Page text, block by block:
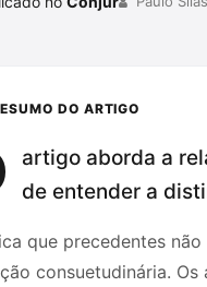
DO ARTIGO
artigo aborda a
de entender a
que precedentes
consuetudinária.